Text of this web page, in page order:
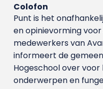
Colofon
Punt is het
en opinievorming
medewerkers van
informeert de
Hogeschool over
onderwerpen en